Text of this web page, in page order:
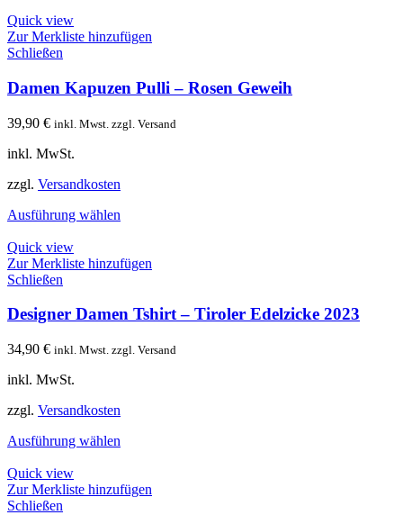
Quick view
Zur Merkliste hinzufügen
Schließen
Damen Kapuzen Pulli – Rosen Geweih
39,90 € inkl. Mwst. zzgl. Versand
inkl. MwSt.
zzgl. Versandkosten
Ausführung wählen
Quick view
Zur Merkliste hinzufügen
Schließen
Designer Damen Tshirt – Tiroler Edelzicke 2023
34,90 € inkl. Mwst. zzgl. Versand
inkl. MwSt.
zzgl. Versandkosten
Ausführung wählen
Quick view
Zur Merkliste hinzufügen
Schließen